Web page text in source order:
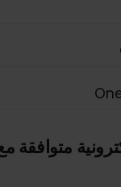
متوافقة مع